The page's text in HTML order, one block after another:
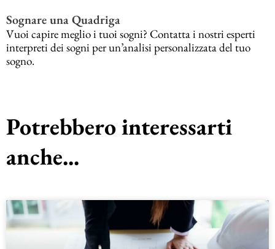
Sognare una Quadriga
Vuoi capire meglio i tuoi sogni? Contatta i nostri esperti
interpreti dei sogni per un’analisi personalizzata del tuo
sogno.
Potrebbero interessarti
anche...